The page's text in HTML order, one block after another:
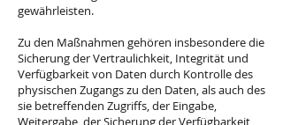
gewährleisten.
Zu den Maßnahmen gehören insbesondere die
Sicherung der Vertraulichkeit, Integrität und
Verfügbarkeit von Daten durch Kontrolle des
physischen Zugangs zu den Daten, als auch des
sie betreffenden Zugriffs, der Eingabe,
Weitergabe, der Sicherung der Verfügbarkeit